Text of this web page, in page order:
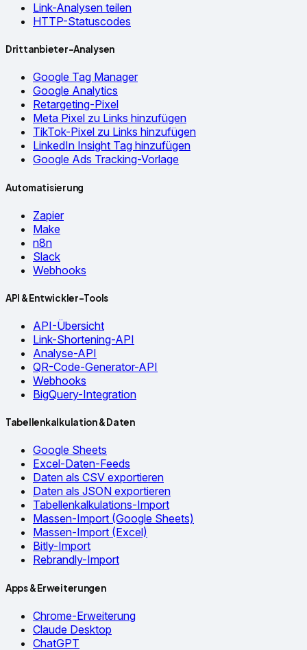
Link-Analysen teilen
HTTP-Statuscodes
Drittanbieter-Analysen
Google Tag Manager
Google Analytics
Retargeting-Pixel
Meta Pixel zu Links hinzufügen
TikTok-Pixel zu Links hinzufügen
LinkedIn Insight Tag hinzufügen
Google Ads Tracking-Vorlage
Automatisierung
Zapier
Make
n8n
Slack
Webhooks
API & Entwickler-Tools
API-Übersicht
Link-Shortening-API
Analyse-API
QR-Code-Generator-API
Webhooks
BigQuery-Integration
Tabellenkalkulation & Daten
Google Sheets
Excel-Daten-Feeds
Daten als CSV exportieren
Daten als JSON exportieren
Tabellenkalkulations-Import
Massen-Import (Google Sheets)
Massen-Import (Excel)
Bitly-Import
Rebrandly-Import
Apps & Erweiterungen
Chrome-Erweiterung
Claude Desktop
ChatGPT